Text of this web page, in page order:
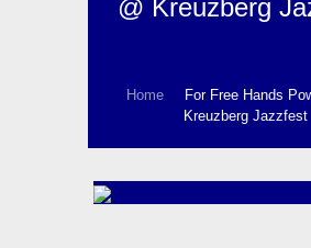
@ Kreuzberg
Home
For Free Hands
Kreuzberg Jazzfest